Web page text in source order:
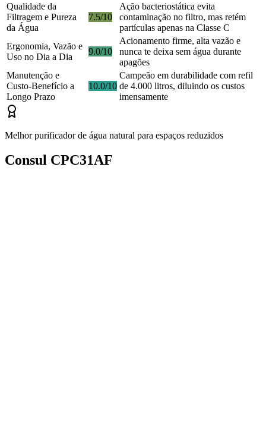
Qualidade da
Filtragem e Pureza
da Água
7.5/10
Ação bacteriostática evita
contaminação no filtro, mas retém
partículas apenas na Classe C
Ergonomia, Vazão e
Uso no Dia a Dia
9.0/10
Acionamento firme, alta vazão e
nunca te deixa sem água durante
apagões
Manutenção e
Custo-Benefício a
Longo Prazo
10.0/10
Campeão em durabilidade com refil
de 4.000 litros, diluindo os custos
imensamente
Melhor purificador de água natural para espaços reduzidos
Consul CPC31AF